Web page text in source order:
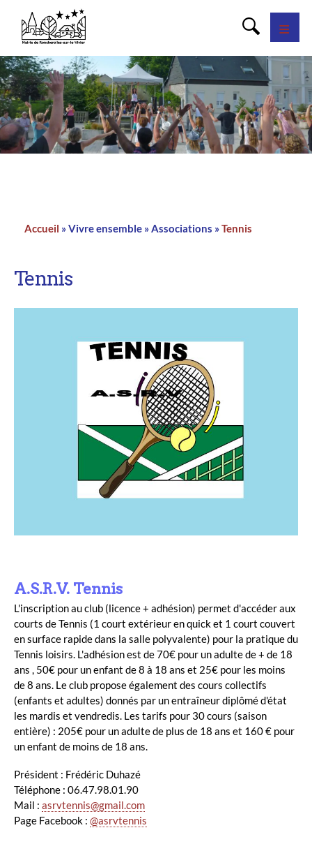
Accueil Vivre ensemble Associations Tennis
Tennis
A.S.R.V. Tennis
L'inscription au club (licence + adhésion) permet d'accéder aux
courts de Tennis (1 court extérieur en quick et 1 court couvert
en surface rapide dans la salle polyvalente) pour la pratique du
Tennis loisirs. L'adhésion est de 70€ pour un adulte de + de 18
ans , 50€ pour un enfant de 8 à 18 ans et 25€ pour les moins
de 8 ans. Le club propose également des cours collectifs
(enfants et adultes) donnés par un entraîneur diplômé d'état
les mardis et vendredis. Les tarifs pour 30 cours (saison
entière) : 205€ pour un adulte de plus de 18 ans et 160 € pour
un enfant de moins de 18 ans.
Président : Frédéric Duhazé
Téléphone : 06.47.98.01.90
Mail : asrvtennis@gmail.com
Page Facebook : @asrvtennis
Panneau de gestion des cookies